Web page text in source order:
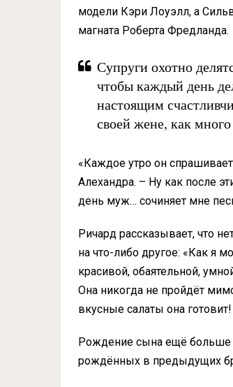
модели Кэри Лоуэлл, а
магната Роберта Фредланда.
Супруги охотно
чтобы каждый день
настоящим
своей жене, как
«Каждое утро он
Алехандра. – Ну как после
день муж… сочиняет мне
Ричард рассказывает, что
на что-либо другое: «Как я
красивой, обаятельной,
Она никогда не пройдёт
вкусные салаты она
Рождение сына ещё больше
рождённых в предыдущих